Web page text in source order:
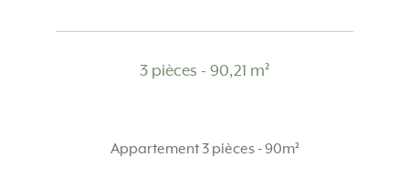
3 pièces - 90,21 m²
Appartement 3 pièces - 90m²